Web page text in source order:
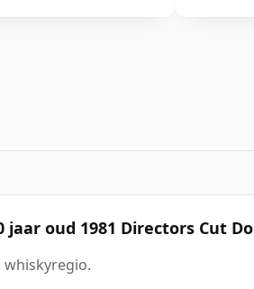
oud 1981 Directors Cut
whiskyregio.